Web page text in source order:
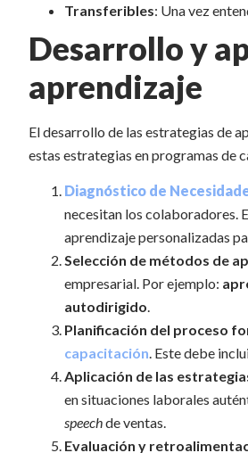
Transferibles: Una vez
Desarrollo y
aprendizaje
El desarrollo de las estrategias de
estas estrategias en programas de
Diagnóstico de
necesitan los colaboradores.
aprendizaje personalizadas
Selección de métodos de
empresarial. Por ejemplo:
autodirigido.
Planificación del proceso
capacitación. Este debe
Aplicación de las
en situaciones laborales
speechde ventas.
Evaluación y